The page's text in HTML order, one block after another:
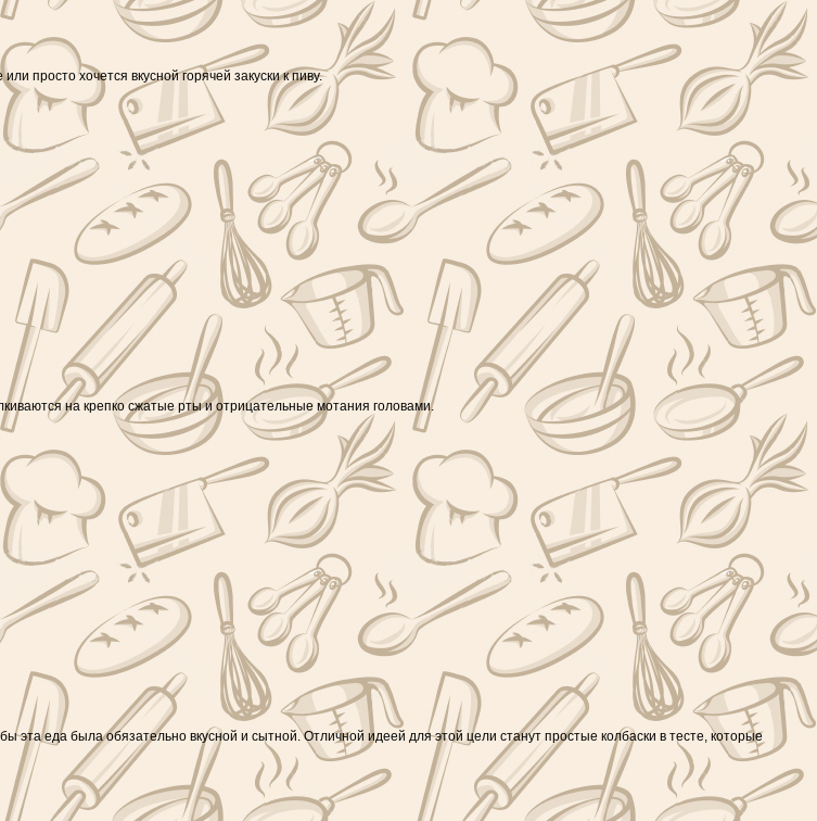
просто хочется вкусной горячей закуски к пиву.
на крепко сжатые рты и отрицательные мотания головами.
эта еда была обязательно вкусной и сытной. Отличной идеей для этой цели станут простые колбаски в тесте, которые